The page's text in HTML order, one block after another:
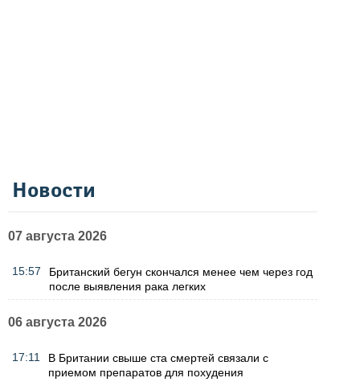
Новости
07 августа 2026
15:57
Британский бегун скончался менее чем через год
после выявления рака легких
06 августа 2026
17:11
В Британии свыше ста смертей связали с
приемом препаратов для похудения